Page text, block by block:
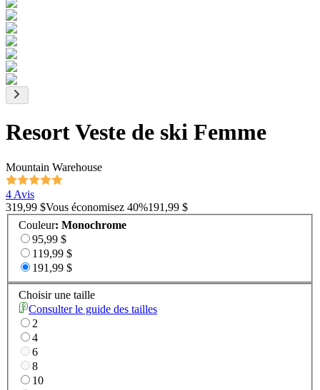
Resort Veste de ski Femme
Mountain Warehouse
4 Avis
319,99 $Vous économisez 40%191,99 $
Couleur: Monochrome
95,99 $
119,99 $
191,99 $
Choisir une taille
Consulter le guide des tailles
2
4
6
8
10